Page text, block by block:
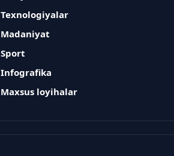
Texnologiyalar
Madaniyat
Sport
Infografika
Maxsus loyihalar